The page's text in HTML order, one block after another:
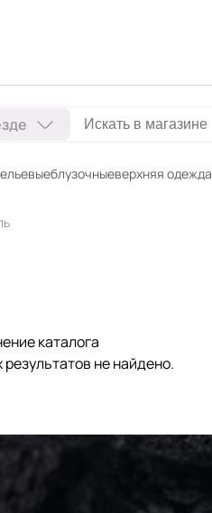
блузочныеверхняя одежда
каталога
не найдено.